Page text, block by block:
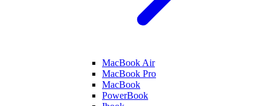
MacBook Air
MacBook Pro
MacBook
PowerBook